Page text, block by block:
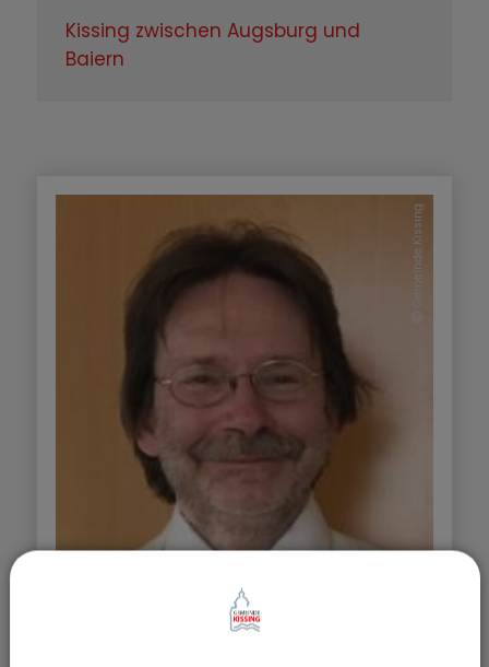
Kissing zwischen Augsburg und
Baiern
Gemeinde Kissing